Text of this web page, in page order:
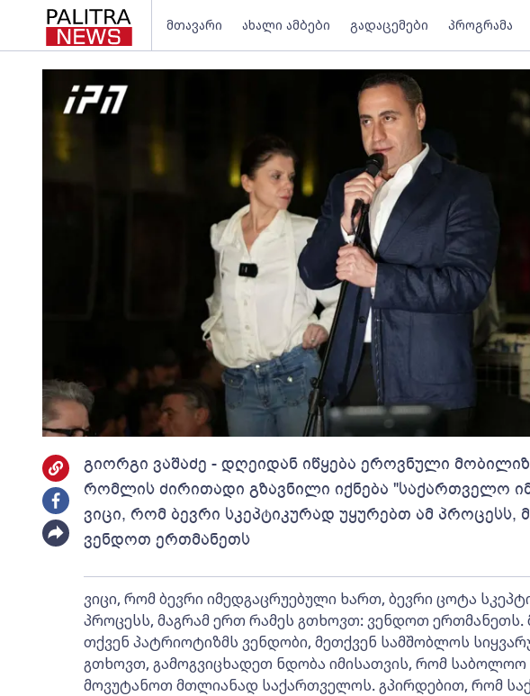
მთავარი ახალი ამბები გადაცემები პროგრამა
გიორგი ვაშაძე - დღეიდან იწყება ეროვნული
რომლის ძირითადი გზავნილი იქნება "საქართველო
ვიცი, რომ ბევრი სკეპტიკურად უყურებთ ამ პროცესს,
ვენდოთ ერთმანეთს
ვიცი, რომ ბევრი იმედგაცრუებული ხართ, ბევრი ცოტა
პროცესს, მაგრამ ერთ რამეს გთხოვთ: ვენდოთ ერთმანეთს.
თქვენ პატრიოტიზმს ვენდობი, მეთქვენ სამშობლოს
გთხოვთ, გამოგვიცხადეთ ნდობა იმისათვის, რომ საბოლოო
მოვუტანოთ მთლიანად საქართველოს. გპირდებით, რომ